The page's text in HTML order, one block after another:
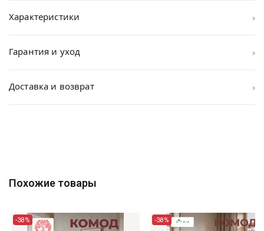
Характеристики ›
Гарантия и уход ›
Доставка и возврат ›
Похожие товары
-38% -38%